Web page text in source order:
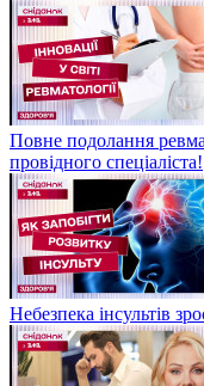
Повне подолання
провідного спеціаліста!
Небезпека інсультів